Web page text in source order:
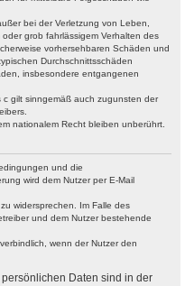
bei der Verletzung von Leben,
grob fahrlässigem Verhalten des
vorhersehbaren Schäden und
Durchschnittsschäden
insbesondere entgangenen
gilt sinngemäß auch zugunsten der
nationalem Recht bleiben unberührt.
und die
wird dem Nutzer per E-Mail
widersprechen. Im Falle des
und dem Nutzer bestehende
wenn der Nutzer den
Daten sind in der